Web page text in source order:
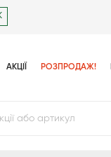
АКЦІЇ РОЗПРОДАЖ!